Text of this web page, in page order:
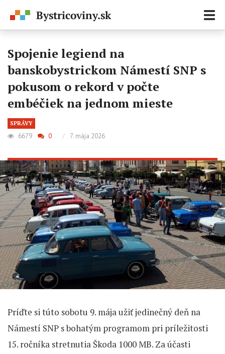
Spojenie legiend na
banskobystrickom Námestí SNP s
pokusom o rekord v počte
embéčiek na jednom mieste
SPRÁVY
6679 0 / 7. mája 2026
Príďte si túto sobotu 9. mája užiť jedinečný deň na
Námestí SNP s bohatým programom pri príležitosti
15. ročníka stretnutia Škoda 1000 MB. Za účasti